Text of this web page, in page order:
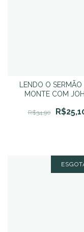
LENDO O SERMÃO
MONTE COM
R$34,90